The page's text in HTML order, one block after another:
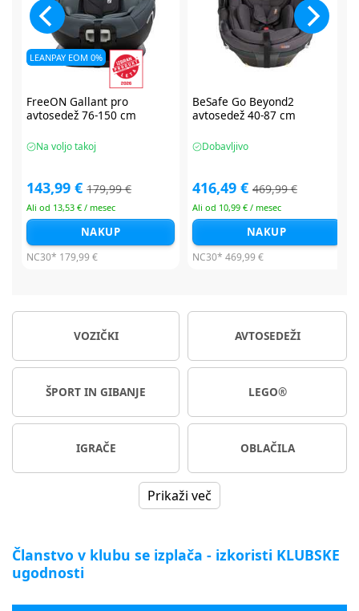
BeSafe Go Beyond2
avtosedež 40-87 cm
Dobavljivo
416,49 € 469,99 €
Ali od 10,99 € / mesec
NAKUP
NC30* 469,99 €
BeSafe Go Beyond2
avtosedež 40-87 cm
Dobavljivo
416,49 € 479,99 €
Ali od 10,99 € / mesec
NAKUP
NC30* 479,99 €
VOZIČKI AVTOSEDEŽI
ŠPORT IN GIBANJE LEGO®
IGRAČE OBLAČILA
Prikaži več
Članstvo v klubu se izplača - izkoristi KLUBSKE
ugodnosti